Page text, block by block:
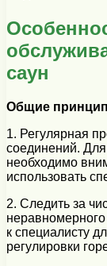
саун
Общие
1. Регулярная
соединений.
необходимо
использовать
2. Следить за
к специалисту
регулировки